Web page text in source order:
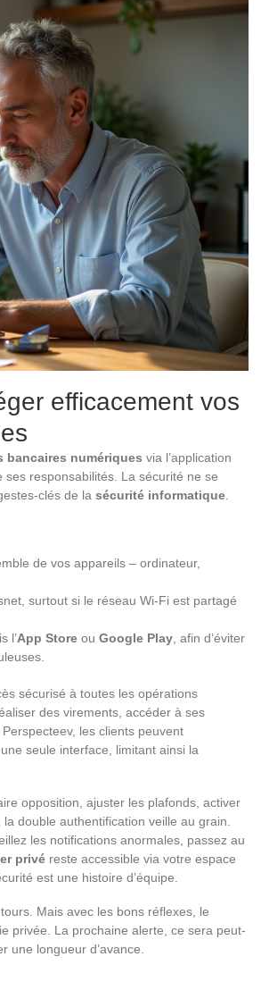
efficacement vos
bancaires numériques via l’application
ses responsabilités. La sécurité ne se
clés de la sécurité informatique
de vos appareils – ordinateur,
surtout si le réseau Wi-Fi est partagé
l’App Store ou Google Play , afin d’éviter
sécurisé à toutes les opérations
des virements, accéder à ses
les clients peuvent
seule interface, limitant ainsi la
opposition, ajuster les plafonds, activer
double authentification veille au grain.
les notifications anormales, passez au
privé reste accessible via votre espace
est une histoire d’équipe.
Mais avec les bons réflexes, le
privée. La prochaine alerte, ce sera peut-
longueur d’avance.